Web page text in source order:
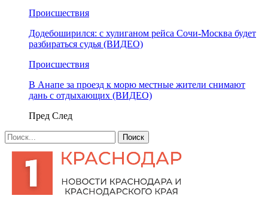
Происшествия
Додебоширился: с хулиганом рейса Сочи-Москва будет
разбираться судья (ВИДЕО)
Происшествия
В Анапе за проезд к морю местные жители снимают
дань с отдыхающих (ВИДЕО)
Пред След